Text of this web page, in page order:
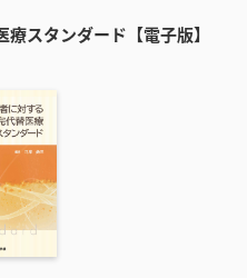
スタンダード【電子版】